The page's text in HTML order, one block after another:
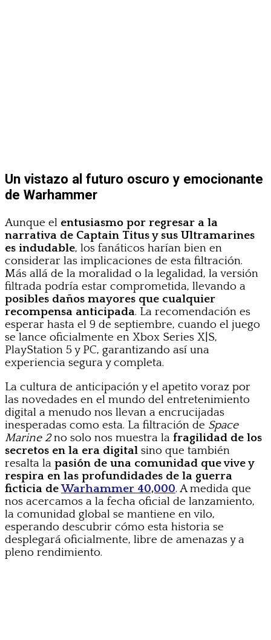
Un vistazo al futuro oscuro y emocionante
de Warhammer
Aunque el entusiasmo por regresar a la
narrativa de Captain Titus y sus Ultramarines
es indudable, los fanáticos harían bien en
considerar las implicaciones de esta filtración.
Más allá de la moralidad o la legalidad, la versión
filtrada podría estar comprometida, llevando a
posibles daños mayores que cualquier
recompensa anticipada. La recomendación es
esperar hasta el 9 de septiembre, cuando el juego
se lance oficialmente en Xbox Series X|S,
PlayStation 5 y PC, garantizando así una
experiencia segura y completa.
La cultura de anticipación y el apetito voraz por
las novedades en el mundo del entretenimiento
digital a menudo nos llevan a encrucijadas
inesperadas como esta. La filtración de Space
Marine 2no solo nos muestra la fragilidad de los
secretos en la era digital sino que también
resalta la pasión de una comunidad que vive y
respira en las profundidades de la guerra
ficticia deWarhammer 40,000. A medida que
nos acercamos a la fecha oficial de lanzamiento,
la comunidad global se mantiene en vilo,
esperando descubrir cómo esta historia se
desplegará oficialmente, libre de amenazas y a
pleno rendimiento.